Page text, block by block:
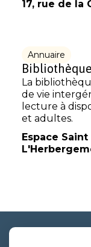
17, rue de la
Annuaire
La
de vie
lecture à
et adultes.
Espace